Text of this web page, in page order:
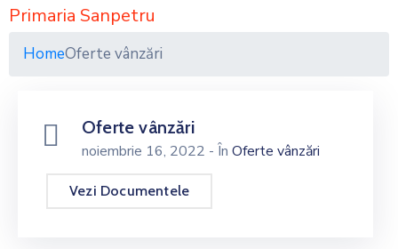
Primaria Sanpetru
HomeOferte vânzări
Oferte vânzări
noiembrie 16, 2022 - În Oferte vânzări
Vezi Documentele